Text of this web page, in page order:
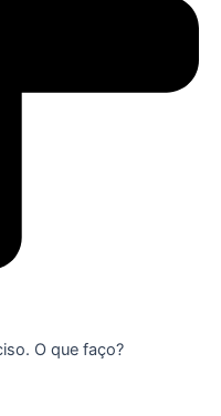
O que faço?